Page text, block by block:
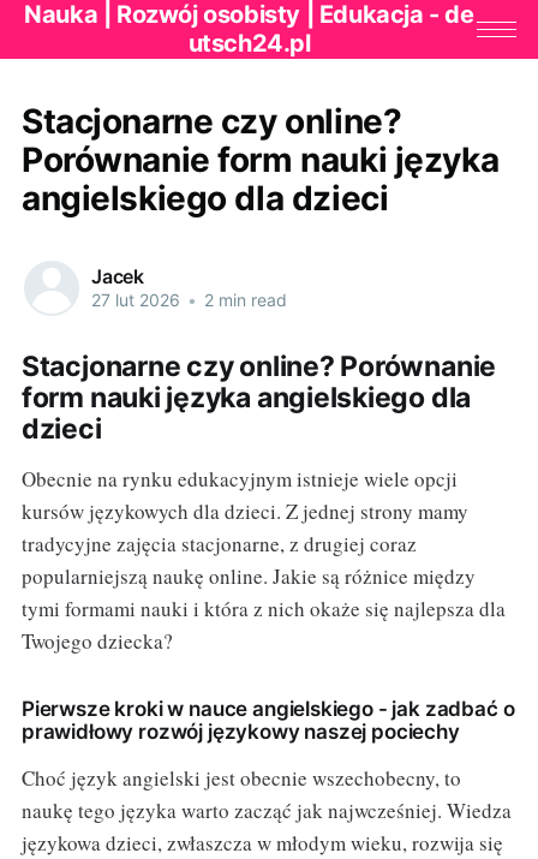
Nauka | Rozwój osobisty | Edukacja - de
utsch24.pl
Stacjonarne czy online?
Porównanie form nauki języka
angielskiego dla dzieci
Jacek
27 lut 2026 • 2 min read
Stacjonarne czy online? Porównanie
form nauki języka angielskiego dla
dzieci
Obecnie na rynku edukacyjnym istnieje wiele opcji
kursów językowych dla dzieci. Z jednej strony mamy
tradycyjne zajęcia stacjonarne, z drugiej coraz
popularniejszą naukę online. Jakie są różnice między
tymi formami nauki i która z nich okaże się najlepsza dla
Twojego dziecka?
Pierwsze kroki w nauce angielskiego - jak zadbać o
prawidłowy rozwój językowy naszej pociechy
Choć język angielski jest obecnie wszechobecny, to
naukę tego języka warto zacząć jak najwcześniej. Wiedza
językowa dzieci, zwłaszcza w młodym wieku, rozwija się